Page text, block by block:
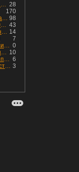
28
Генерация и сети: мнение ребят из индустрии
170
98
Как себя чувствуют мигранты в раю, в который они так стремились
43
Метод Геллы. "Черный" август 2026 - быть или не быть?
14
Струковщина - это стиль поведения, известный всем в секторе золотодобычи.
7
0
Поучительная история о прогнозировании
10
Почему Смарт-Лаб действительно протух
6
Несколько интересных инсайтов по "Озону"
3
Аукционы Минфина — министерство всё ещё не придумало "лекарство" для рынка ОФЗ. Ликвидности банкам не хватает это по РЕПО аукционам!